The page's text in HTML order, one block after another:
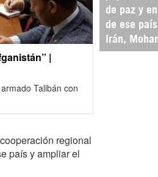
de paz y
de ese
Irán,
|
Talibán con
regional
país y ampliar el